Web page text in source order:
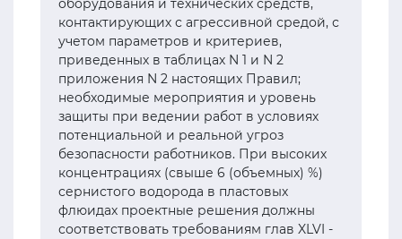
оборудования и технических средств,
контактирующих с агрессивной средой, с
учетом параметров и критериев,
приведенных в таблицах N 1 и N 2
приложения N 2 настоящих Правил;
необходимые мероприятия и уровень
защиты при ведении работ в условиях
потенциальной и реальной угроз
безопасности работников. При высоких
концентрациях (свыше 6 (объемных) %)
сернистого водорода в пластовых
флюидах проектные решения должны
соответствовать требованиям глав XLVI -